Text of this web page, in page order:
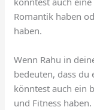
Romantik haben
haben.
Wenn Rahu in
bedeuten, dass du
könntest auch ein
und Fitness haben.